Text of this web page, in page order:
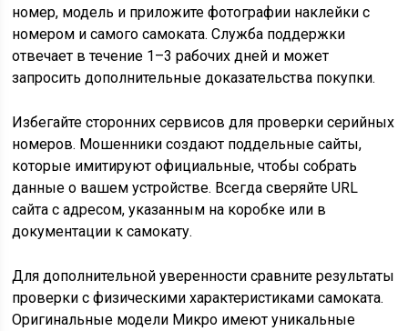
номер, модель и приложите фотографии наклейки с
номером и самого самоката. Служба поддержки
отвечает в течение 1–3 рабочих дней и может
запросить дополнительные доказательства покупки.
Избегайте сторонних сервисов для проверки серийных
номеров. Мошенники создают поддельные сайты,
которые имитируют официальные, чтобы собрать
данные о вашем устройстве. Всегда сверяйте URL
сайта с адресом, указанным на коробке или в
документации к самокату.
Для дополнительной уверенности сравните результаты
проверки с физическими характеристиками самоката.
Оригинальные модели Микро имеют уникальные